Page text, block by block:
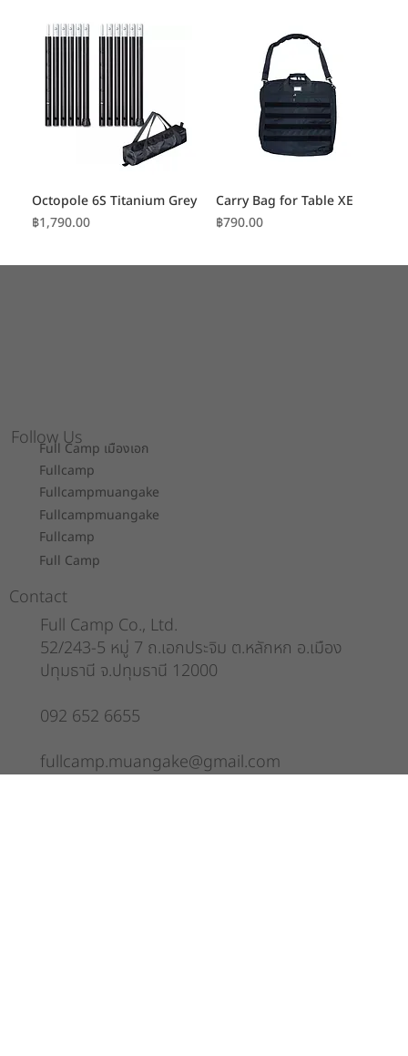
Octopole 6S Titanium Grey
ราคา
฿1,790.00
Carry Bag for Table XE
ราคา
฿790.00
Contact
Full Camp Co., Ltd.
52/243-5 หมู่ 7 ถ.เอกประจิม ต.หลักหก อ.เมือง
ปทุมธานี จ.ปทุมธานี 12000
092 652 6655
fullcamp.muangake@gmail.com
Follow Us
Full Camp เมืองเอก
Fullcamp
Fullcampmuangake
Fullcampmuangake
Fullcamp
Full Camp